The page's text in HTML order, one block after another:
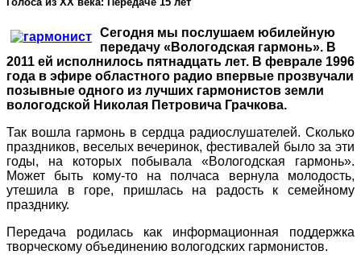
Сегодня мы послушаем юбилейную
передачу «Вологодская гармонь». В
2011 ей исполнилось пятнадцать лет. В феврале 1996
года в эфире областного радио впервые прозвучали
позывные одного из лучших гармонистов земли
вологодской Николая Петровича Грачкова.
Так вошла гармонь в сердца радиослушателей. Сколько
праздников, веселых вечеринок, фестивалей было за эти
годы, на которых побывала «Вологодская гармонь».
Может быть кому-то на полчаса вернула молодость,
утешила в горе, пришлась на радость к семейному
празднику.
Передача родилась как информационная поддержка
творческому объединению вологодских гармонистов.